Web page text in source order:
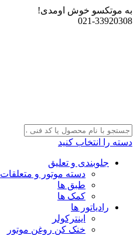
به موتکسو خوش اومدی!
021-33920308
دسته را انتخاب کنید
جلوبندی و تعلیق
دسته موتور و متعلقات
طبق ها
کمک ها
رادیاتور ها
اینترکولر
خنک کن روغن موتور